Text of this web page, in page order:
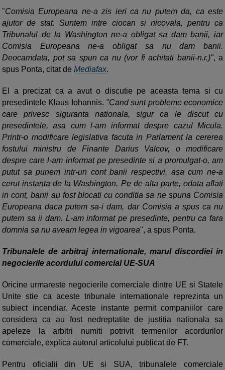
"Comisia Europeana ne-a zis ieri ca nu putem da, ca este
ajutor de stat. Suntem intre ciocan si nicovala, pentru ca
Tribunalul de la Washington ne-a obligat sa dam banii, iar
Comisia Europeana ne-a obligat sa nu dam banii.
Deocamdata, pot sa spun ca nu (vor fi achitati banii-n.r.)", a
spus Ponta, citat de Mediafax.
El a precizat ca a avut o discutie pe aceasta tema si cu
presedintele Klaus Iohannis. "Cand sunt probleme economice
care privesc siguranta nationala, sigur ca le discut cu
presedintele, asa cum l-am informat despre cazul Micula.
Printr-o modificare legislativa facuta in Parlament la cererea
fostului ministru de Finante Darius Valcov, o modificare
despre care l-am informat pe presedinte si a promulgat-o, am
putut sa punem intr-un cont banii respectivi, asa cum ne-a
cerut instanta de la Washington. Pe de alta parte, odata aflati
in cont, banii au fost blocati cu conditia sa ne spuna Comisia
Europeana daca putem sa-i dam, dar Comisia a spus ca nu
putem sa ii dam. L-am informat pe presedinte, pentru ca fara
domnia sa nu aveam legea in vigoarea", a spus Ponta.
Tribunalele de arbitraj internationale, marul discordiei in
negocierile acordului comercial UE-SUA
Oricine urmareste negocierile comerciale dintre UE si Statele
Unite stie ca aceste tribunale internationale reprezinta un
subiect incendiar. Aceste instante permit companiilor care
considera ca au fost nedreptatite de justitia nationala sa
apeleze la arbitri numiti potrivit termenilor acordurilor
comerciale, explica autorul articolului publicat de FT.
Pentru oficialii din UE si SUA, tribunalele comerciale